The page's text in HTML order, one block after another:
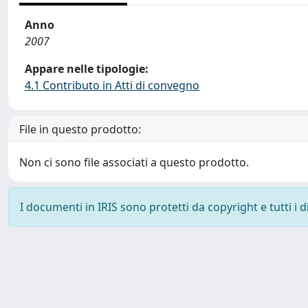
Anno
2007
Appare nelle tipologie:
4.1 Contributo in Atti di convegno
File in questo prodotto:
Non ci sono file associati a questo prodotto.
I documenti in IRIS sono protetti da copyright e tutti i